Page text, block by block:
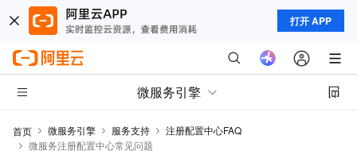
打开 APP
微服务引擎
首页 微服务引擎 服务支持
注册配置中心FAQ
微服务注册配置中心常见问题